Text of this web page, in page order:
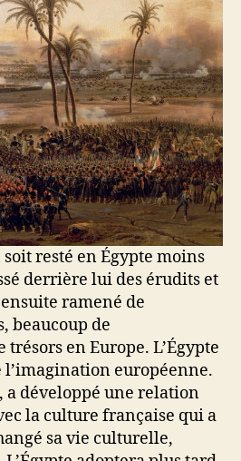
resté en Égypte moins
derrière lui des érudits et
ramené de
beaucoup de
trésors en Europe. L’Égypte
européenne.
a développé une relation
la culture française qui a
sa vie culturelle,